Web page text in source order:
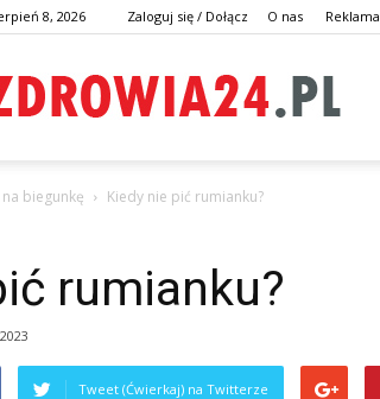
8, 2026 Zaloguj się / Dołącz O nas Reklama
na biegunkę Kiedy nie pić rumianku?
rumianku?
Tweet (Ćwierkaj) na Twitterze